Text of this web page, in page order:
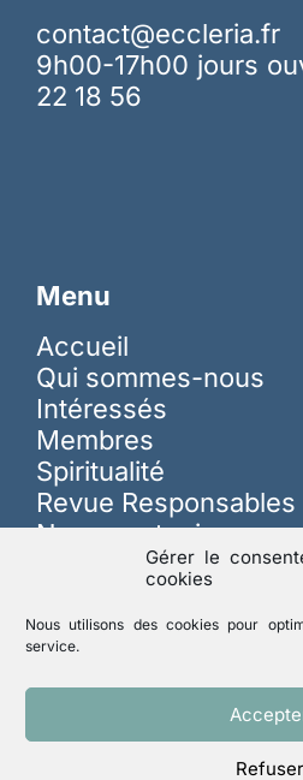
Gérer le
cookies
Nous utilisons des cookies pour
service.
Refuser
contact@eccleria.fr
9h00-17h00 jours
22 18 56
Menu
Accueil
Qui sommes-nous
Intéressés
Membres
Spiritualité
Revue Responsables
Nous soutenir
Lutte contre les abus